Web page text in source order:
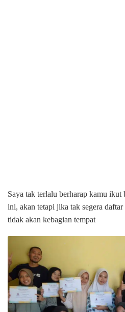
Saya tak terlalu berharap kamu ikut
ini, akan tetapi jika tak segera
tidak akan kebagian tempat